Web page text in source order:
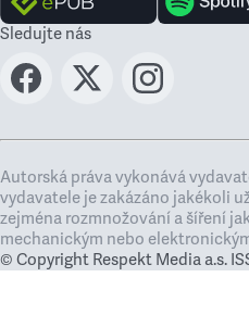
Sledujte nás
Autorská práva vykonává
vydavatele je zakázáno jakékoli
zejména rozmnožování a šíření
mechanickým nebo
© Copyright Respekt Media a.s.